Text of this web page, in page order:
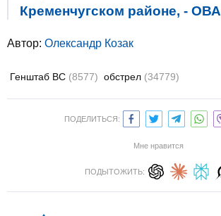
Кременчугском районе, - ОВА
Автор: Олександр Козак
Генштаб ВС (8577) обстрел (34779)
ПОДЕЛИТЬСЯ:
Мне нравится
ПОДЫТОЖИТЬ: